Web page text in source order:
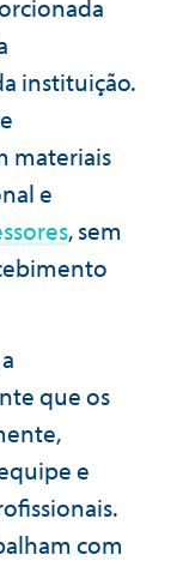
instituição.
materiais
e
, sem
que os
e
com